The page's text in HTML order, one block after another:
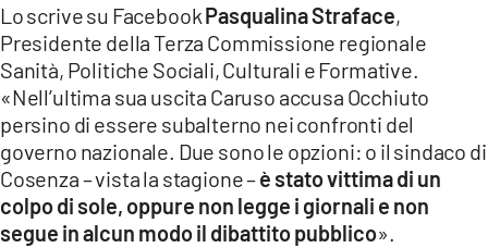
CATANZAROCHANNEL.IT
LACAPITALENEWS.IT
App
ANDROID
APPLE
Lo scrive su FacebookPasqualina Straface,
Presidente della Terza Commissione regionale
Sanità, Politiche Sociali, Culturali e Formative.
«Nell’ultima sua uscita Caruso accusa Occhiuto
persino di essere subalterno nei confronti del
governo nazionale. Due sono le opzioni: o il sindaco di
Cosenza – vista la stagione –è stato vittima di un
colpo di sole, oppure non legge i giornali e non
segue in alcun modo il dibattito pubblico».